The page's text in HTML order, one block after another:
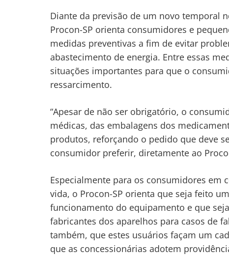
Diante da previsão de um novo temporal
Procon-SP orienta consumidores e
medidas preventivas a fim de evitar
abastecimento de energia. Entre essas
situações importantes para que o
ressarcimento.
“Apesar de não ser obrigatório, o
médicas, das embalagens dos
produtos, reforçando o pedido que deve
consumidor preferir, diretamente ao
Especialmente para os consumidores em
vida, o Procon-SP orienta que seja feito
funcionamento do equipamento e que
fabricantes dos aparelhos para casos de
também, que estes usuários façam um
que as concessionárias adotem